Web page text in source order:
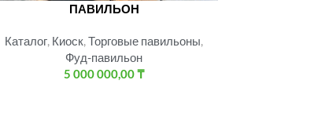
ПАВИЛЬОН
Каталог, Киоск,Торговые павильоны,
Фуд-павильон
5 000 000,00₸